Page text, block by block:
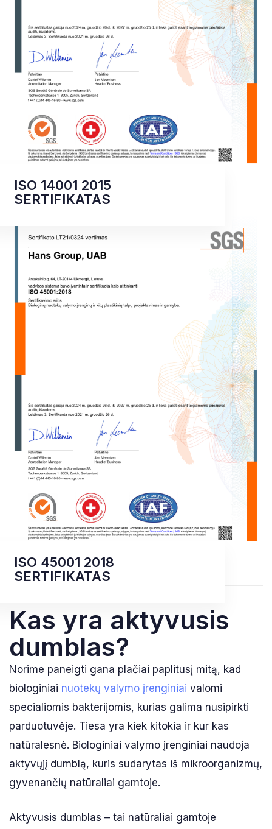
ISO 14001 2015
SERTIFIKATAS
ISO 45001 2018
SERTIFIKATAS
Kas yra aktyvusis
dumblas?
Norime paneigti gana plačiai paplitusį mitą, kad
biologiniai nuotekų valymo įrenginiai valomi
specialiomis bakterijomis, kurias galima nusipirkti
parduotuvėje. Tiesa yra kiek kitokia ir kur kas
natūralesnė. Biologiniai valymo įrenginiai naudoja
aktyvųjį dumblą, kuris sudarytas iš mikroorganizmų,
gyvenančių natūraliai gamtoje.
Aktyvusis dumblas – tai natūraliai gamtoje